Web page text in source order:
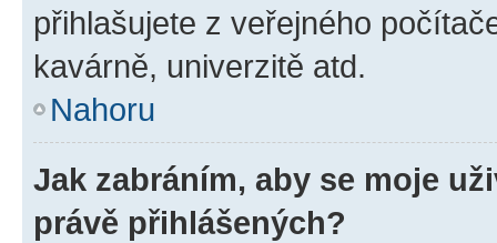
přihlašujete z veřejného
kavárně, univerzitě atd.
Nahoru
Jak zabráním, aby se moje
právě přihlášených?